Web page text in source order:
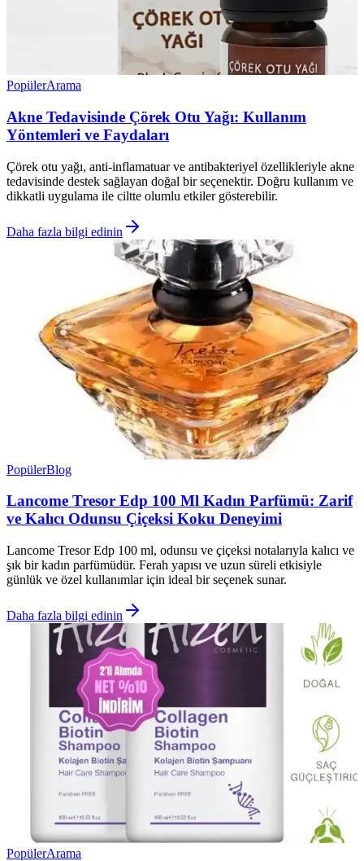
PopülerArama
Akne Tedavisinde Çörek Otu Yağı: Kullanım
Yöntemleri ve Faydaları
Çörek otu yağı, anti-inflamatuar ve antibakteriyel özellikleriyle akne
tedavisinde destek sağlayan doğal bir seçenektir. Doğru kullanım ve
dikkatli uygulama ile ciltte olumlu etkiler gösterebilir.
Daha fazla bilgi edinin
PopülerBlog
Lancome Tresor Edp 100 Ml Kadın Parfümü: Zarif
ve Kalıcı Odunsu Çiçeksi Koku Deneyimi
Lancome Tresor Edp 100 ml, odunsu ve çiçeksi notalarıyla kalıcı ve
şık bir kadın parfümüdür. Ferah yapısı ve uzun süreli etkisiyle
günlük ve özel kullanımlar için ideal bir seçenek sunar.
Daha fazla bilgi edinin
PopülerArama